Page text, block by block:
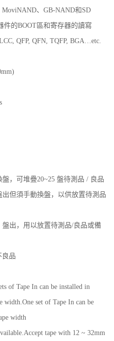
、GB-NAND和SD
件的BOOT區和寄存器的讀寫
QFP, QFN, TQFP, BGA…etc.
，可堆疊20~25 盤待測品 / 良品
但須手動換盤，以供放置待測品
出，用以放置待測品/良品或備
良品
of Tape In can be installed in
set of Tape In can be
width
tape with 12 ~ 32mm